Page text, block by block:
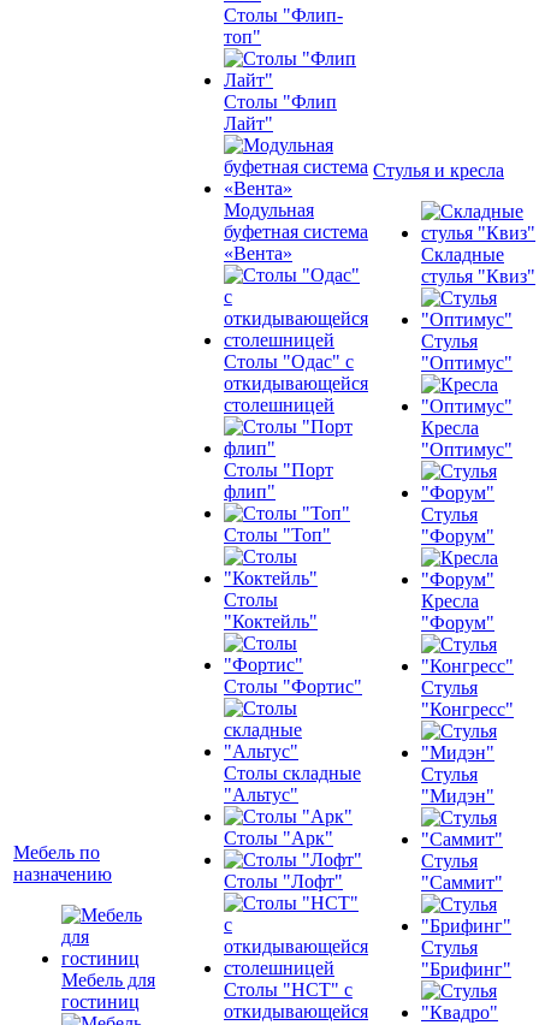
Мебель по
назначению
Мебель для
гостиниц
Столы "Флип-
топ"
Столы "Флип
Лайт"
Модульная
буфетная система
«Вента»
Столы "Одас" с
откидывающейся
столешницей
Столы "Порт
флип"
Столы "Топ"
Столы
"Коктейль"
Столы "Фортис"
Столы складные
"Альтус"
Столы "Арк"
Столы "Лофт"
Столы "НСТ" с
откидывающейся
Стулья и кресла
Складные
стулья "Квиз"
Стулья
"Оптимус"
Кресла
"Оптимус"
Стулья
"Форум"
Кресла
"Форум"
Стулья
"Конгресс"
Стулья
"Мидэн"
Стулья
"Саммит"
Стулья
"Брифинг"